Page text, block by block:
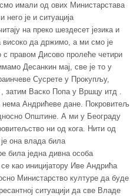
имали од ових Министарстава
је и ситуација
на преко шездесет језика и
високо да држимо, а ми смо је
правом Дисово пролеће четири
Десанкин мај, све је то у
Сусрете у Прокупљу,
затим Васко Попа у Вршцу итд .
Андрићеве дане. Покровитељ
Општине. А ми у Београду
ни од кога. Нити од
она влада била
била једна дивна особа
као иницијатору Иве Андрића
Министарство културе да буде
ситуацији да све Владе